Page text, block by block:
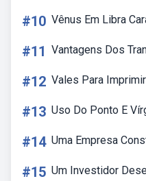
#10 Vênus Em Libra
#11 Vantagens Dos
#12 Vales Para
#13 Uso Do Ponto E
#14 Uma Empresa
#15 Um Investidor